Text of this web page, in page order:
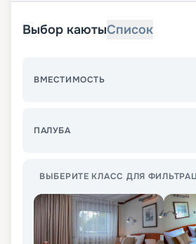
Выбор каютыСписок
ВМЕСТИМОСТЬ
ПАЛУБА
ВЫБЕРИТЕ КЛАСС ДЛЯ